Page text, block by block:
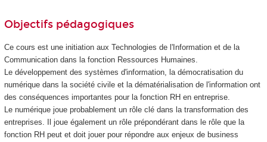
Objectifs pédagogiques
Ce cours est une initiation aux Technologies de l'Information et de la
Communication dans la fonction Ressources Humaines.
Le développement des systèmes d'information, la démocratisation du
numérique dans la société civile et la dématérialisation de l'information ont
des conséquences importantes pour la fonction RH en entreprise.
Le numérique joue probablement un rôle clé dans la transformation des
entreprises. Il joue également un rôle prépondérant dans le rôle que la
fonction RH peut et doit jouer pour répondre aux enjeux de business